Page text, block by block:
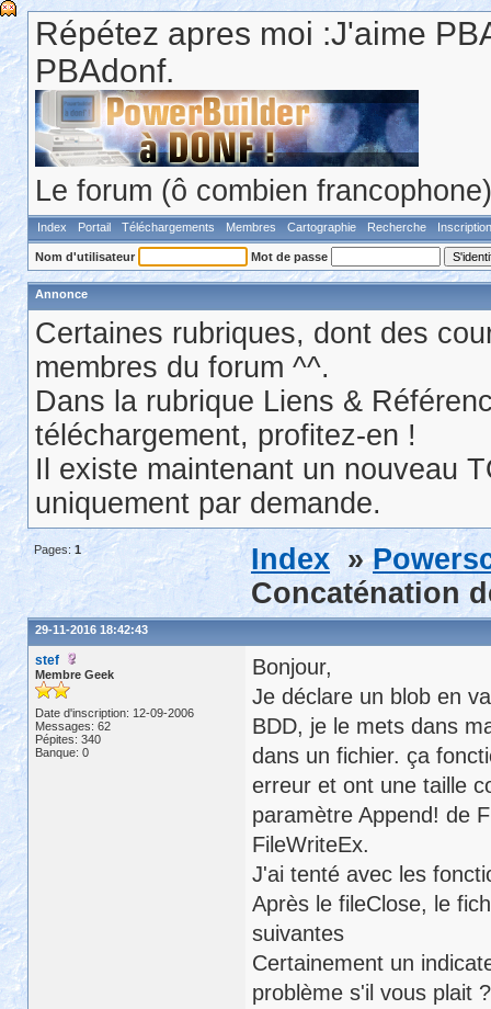
Répétez apres moi :J'aime
PBAdonf.
Le forum (ô combien
Index Portail Téléchargements Membres Cartographie Recherche Inscription
Nom d'utilisateur Mot de passe
Annonce
Certaines rubriques, dont des
membres du forum ^^.
Dans la rubrique Liens &
téléchargement, profitez-en !
Il existe maintenant un nouveau
uniquement par demande.
Pages: 1 Index »
Concaténation
29-11-2016 18:42:43
stef
Membre Geek
Date d'inscription: 12-09-2006
Messages: 62
Pépites: 340
Banque: 0
Bonjour,
Je déclare un blob en
BDD, je le mets dans
dans un fichier. ça
erreur et ont une taille
paramètre Append! de
FileWriteEx.
J'ai tenté avec les
Après le fileClose, le
suivantes
Certainement un
problème s'il vous plait